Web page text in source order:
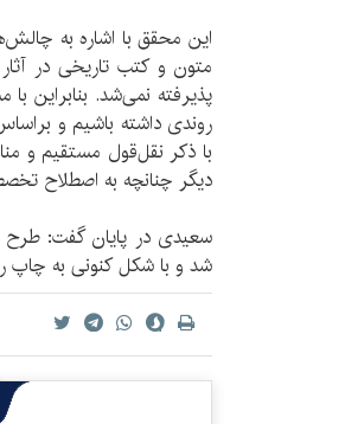
این محقق با اشاره به
متون و کتب تاریخی در
پذیرفته نمی‌شد.
روندی داشته باشیم و
با ذکر نقل‌قول مستقیم و
دیگر چنانچه به اصطلاح
شد و با شکل کنونی به چاپ